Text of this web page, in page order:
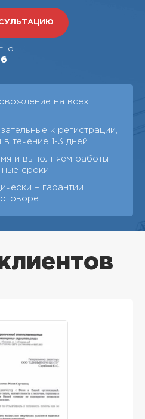
на всех
к регистрации,
течение 1-3 дней
и выполняем работы
сроки
– гарантии